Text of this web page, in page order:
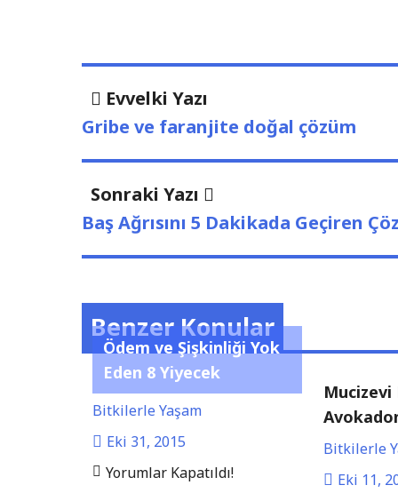
Yazı
dolaşımı
Evvelki Yazı
Yazı
Gribe ve faranjite doğal çözüm
Sonraki Yazı
Yazı:
Baş Ağrısını 5 Dakikada Geçiren
Benzer Konular
Ödem ve Şişkinliği Yok
Eden 8 Yiyecek
Bitkilerle Yaşam
Eki 31, 2015
Yorumlar Kapatıldı!
Mucizevi
Bitkilerle
Eki 11,